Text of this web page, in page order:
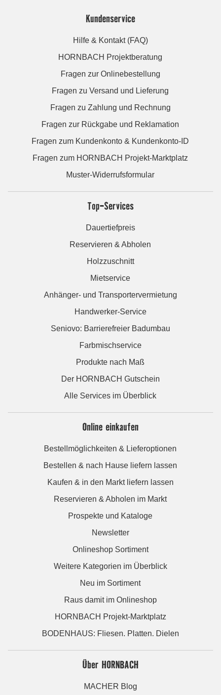
Kundenservice
Hilfe & Kontakt (FAQ)
HORNBACH Projektberatung
Fragen zur Onlinebestellung
Fragen zu Versand und Lieferung
Fragen zu Zahlung und Rechnung
Fragen zur Rückgabe und Reklamation
Fragen zum Kundenkonto & Kundenkonto-ID
Fragen zum HORNBACH Projekt-Marktplatz
Muster-Widerrufsformular
Top-Services
Dauertiefpreis
Reservieren & Abholen
Holzzuschnitt
Mietservice
Anhänger- und Transportervermietung
Handwerker-Service
Seniovo: Barrierefreier Badumbau
Farbmischservice
Produkte nach Maß
Der HORNBACH Gutschein
Alle Services im Überblick
Online einkaufen
Bestellmöglichkeiten & Lieferoptionen
Bestellen & nach Hause liefern lassen
Kaufen & in den Markt liefern lassen
Reservieren & Abholen im Markt
Prospekte und Kataloge
Newsletter
Onlineshop Sortiment
Weitere Kategorien im Überblick
Neu im Sortiment
Raus damit im Onlineshop
HORNBACH Projekt-Marktplatz
BODENHAUS: Fliesen. Platten. Dielen
Über HORNBACH
MACHER Blog